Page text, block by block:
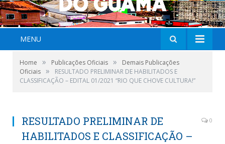
MENU
Home » Publicações Oficiais »
Demais Publicações
Oficiais »
RESULTADO PRELIMINAR DE HABILITADOS E
CLASSIFICAÇÃO – EDITAL 01/2021 “RIO QUE CHOVE CULTURA!”
RESULTADO PRELIMINAR DE
HABILITADOS E CLASSIFICAÇÃO –
0